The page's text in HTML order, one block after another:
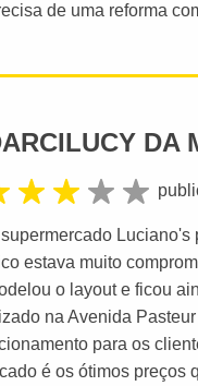
de uma reforma
DA
Luciano's
estava muito
o layout e ficou
na Avenida
para os
é os ótimos preços